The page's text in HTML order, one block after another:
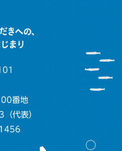
番地
（代表）